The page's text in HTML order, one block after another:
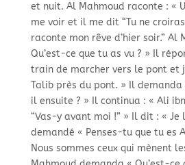
et nuit. Al Mahmoud raconte : «
me voir et il me dit “Tu ne
raconte mon rêve d’hier soir.” Al
Qu’est-ce que tu as vu ? » Il
train de marcher vers le pont et
Talib près du pont. » Il demanda
il ensuite ? » Il continua : « Ali
“Vas-y avant moi !” » Il dit : « Je
demandé « Penses-tu que tu es
Nous sommes ceux qui mènent